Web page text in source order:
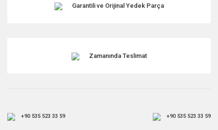
Garantili ve Orijinal Yedek Parça
Zamanında Teslimat
+90 535 523 33 59 +90 535 523 33 59